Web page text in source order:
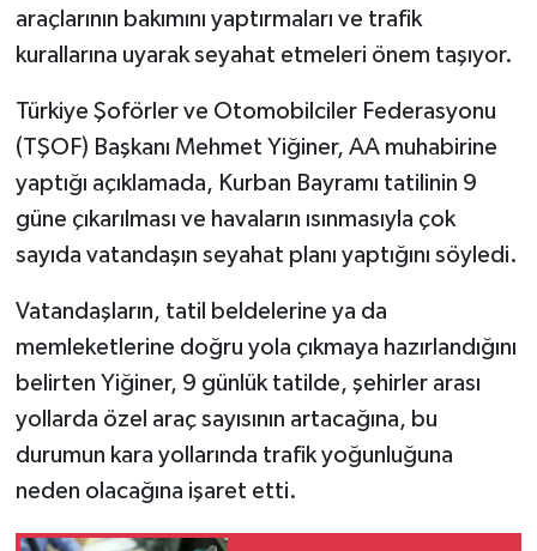
araçlarının bakımını yaptırmaları ve trafik
kurallarına uyarak seyahat etmeleri önem taşıyor.
Türkiye Şoförler ve Otomobilciler Federasyonu
(TŞOF) Başkanı Mehmet Yiğiner, AA muhabirine
yaptığı açıklamada, Kurban Bayramı tatilinin 9
güne çıkarılması ve havaların ısınmasıyla çok
sayıda vatandaşın seyahat planı yaptığını söyledi.
Vatandaşların, tatil beldelerine ya da
memleketlerine doğru yola çıkmaya hazırlandığını
belirten Yiğiner, 9 günlük tatilde, şehirler arası
yollarda özel araç sayısının artacağına, bu
durumun kara yollarında trafik yoğunluğuna
neden olacağına işaret etti.